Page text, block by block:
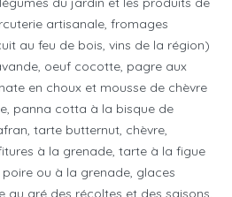
artisanale, fromages
au feu de bois, vins de la région)
oeuf cocotte, pagre aux
en choux et mousse de chèvre
panna cotta à la bisque de
tarte butternut, chèvre,
à la grenade, tarte à la figue
ou à la grenade, glaces